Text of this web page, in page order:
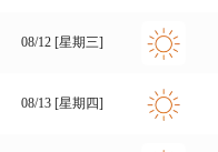
08/12 [星期三]
08/13 [星期四]